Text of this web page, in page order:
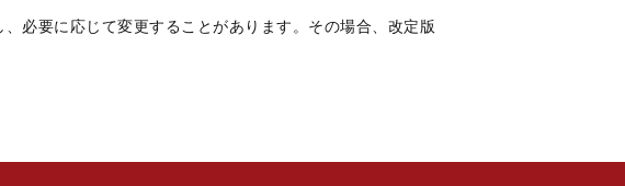
必要に応じて変更することがあります。その場合、改定版